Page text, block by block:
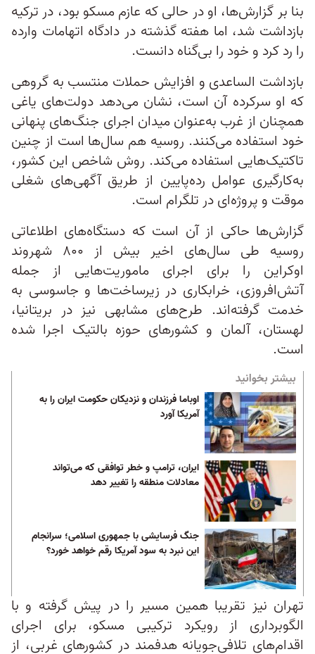
بنا بر گزارش‌ها، او در حالی که عازم مسکو بود، در ترکیه
بازداشت شد، اما هفته گذشته در دادگاه اتهامات وارده
را رد کرد و خود را بی‌گناه دانست.
بازداشت الساعدی و افزایش حملات منتسب به گروهی
که او سرکرده آن است، نشان می‌دهد دولت‌های یاغی
همچنان از غرب به‌عنوان میدان اجرای جنگ‌های پنهانی
خود استفاده می‌کنند. روسیه هم سال‌ها است از چنین
تاکتیک‌هایی استفاده می‌کند. روش شاخص این کشور،
به‌کارگیری عوامل رده‌پایین از طریق آگهی‌های شغلی
موقت و پروژه‌ای در تلگرام است.
گزارش‌ها حاکی از آن است که دستگاه‌های اطلاعاتی
روسیه طی سال‌های اخیر بیش از ۸۰۰ شهروند
اوکراین را برای اجرای ماموریت‌هایی از جمله
آتش‌افروزی، خرابکاری در زیرساخت‌ها و جاسوسی به
خدمت گرفته‌اند. طرح‌های مشابهی نیز در بریتانیا،
لهستان، آلمان و کشورهای حوزه بالتیک اجرا شده
است.
بیشتر بخوانید
اوباما فرزندان و نزدیکان حکومت ایران را به
آمریکا آورد
ایران، ترامپ و خطر توافقی که می‌تواند
معادلات منطقه را تغییر دهد
جنگ فرسایشی با جمهوری اسلامی؛ سرانجام
این نبرد به سود آمریکا رقم خواهد خورد؟
تهران نیز تقریبا همین مسیر را در پیش گرفته و با
الگوبرداری از رویکرد ترکیبی مسکو، برای اجرای
اقدام‌های تلافی‌جویانه هدفمند در کشورهای غربی، از